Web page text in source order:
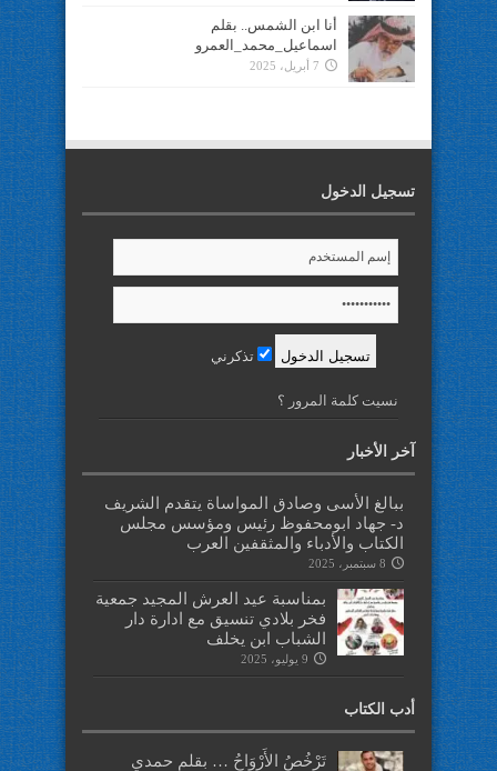
أنا ابن الشمس.. بقلم
اسماعيل_محمد_العمرو
7 أبريل، 2025
تسجيل الدخول
تذكرني
نسيت كلمة المرور ؟
آخر الأخبار
ببالغ الأسى وصادق المواساة يتقدم الشريف
د- جهاد ابومحفوظ رئيس ومؤسس مجلس
الكتاب والأدباء والمثقفين العرب
8 سبتمبر، 2025
بمناسبة عيد العرش المجيد جمعية
فخر بلادي تنسيق مع ادارة دار
الشباب ابن يخلف
9 يوليو، 2025
أدب الكتاب
تَرْخُصُ الأَرْوَاحُ … بقلم حمدي